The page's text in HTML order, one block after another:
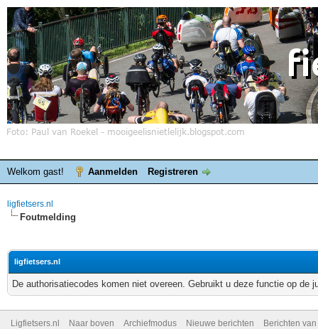
Welkom gast! Aanmelden Registreren
ligfietsers.nl
Foutmelding
ligfietsers.nl
De authorisatiecodes komen niet overeen. Gebruikt u deze functie op de
Ligfietsers.nl Naar boven Archiefmodus Nieuwe berichten Berichten